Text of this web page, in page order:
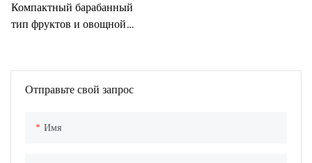
Отправьте свой запрос
Имя
Компактный барабанный
тип фруктов и овощной